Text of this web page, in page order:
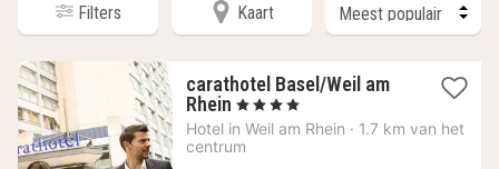
Filters Kaart
carathotel Basel/Weil am
Rhein 1
nacht
vanaf
, 4 Sterren
Hotel in Weil am Rhein · 1.7 km van het
centrum